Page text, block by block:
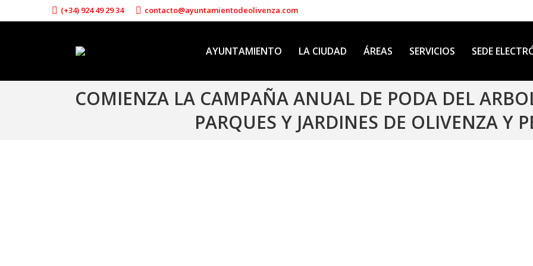
(+34) 924 49 29 34 contacto@ayuntamientodeolivenza.com
AYUNTAMIENTO LA CIUDAD ÁREAS SERVICIOS SEDE
COMIENZA LA CAMPAÑA ANUAL DE PODA DEL
PARQUES Y JARDINES DE OLIVENZA Y